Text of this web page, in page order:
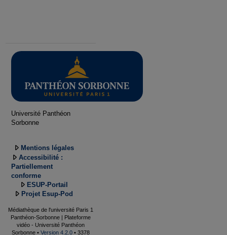
Université Panthéon
Sorbonne
Mentions légales
Accessibilité :
Partiellement
conforme
ESUP-Portail
Projet Esup-Pod
Médiathèque de l'université Paris 1
Panthéon-Sorbonne | Plateforme
vidéo - Université Panthéon
Sorbonne • Version 4.2.0 • 3378